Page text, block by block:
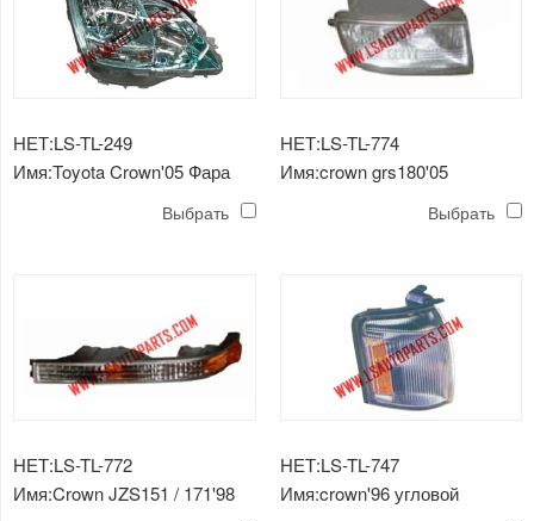
НЕТ:LS-TL-249
Имя:Toyota Crown'05 Фара
Выбрать
НЕТ:LS-TL-774
Имя:crown grs180'05
Выбрать
НЕТ:LS-TL-772
Имя:Crown JZS151 / 171'98
НЕТ:LS-TL-747
Имя:crown'96 угловой